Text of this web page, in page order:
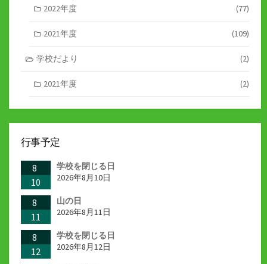
2022年度 (77)
2021年度 (109)
学校だより (2)
2021年度 (2)
行事予定
8
10
学校を閉じる日
2026年8月10日
8
11
山の日
2026年8月11日
8
12
学校を閉じる日
2026年8月12日